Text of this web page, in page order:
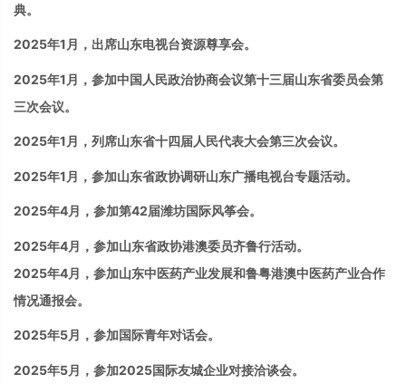
典。
2025年1月，出席山东电视台资源尊享会。
2025年1月，参加中国人民政治协商会议第十三届山东省委员会第
三次会议。
2025年1月，列席山东省十四届人民代表大会第三次会议。
2025年1月，参加山东省政协调研山东广播电视台专题活动。
2025年4月，参加第42届潍坊国际风筝会。
2025年4月，参加山东省政协港澳委员齐鲁行活动。
2025年4月，参加山东中医药产业发展和鲁粤港澳中医药产业合作
情况通报会。
2025年5月，参加国际青年对话会。
2025年5月，参加2025国际友城企业对接洽谈会。